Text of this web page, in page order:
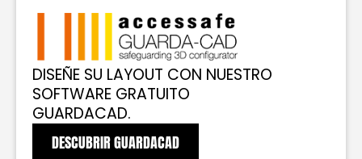
DISEÑE SU LAYOUT CON NUESTRO
SOFTWARE GRATUITO
GUARDACAD.
DESCUBRIR GUARDACAD